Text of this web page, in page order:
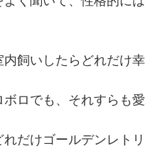
飼いしたらどれだけ幸
ロでも、それすらも愛
だけゴールデンレトリ